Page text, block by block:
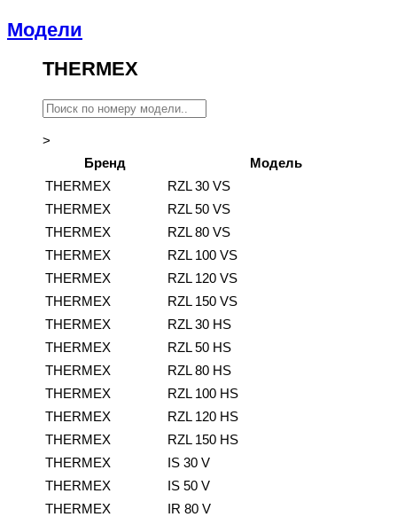
Модели
THERMEX
>
Бренд
Модель
THERMEX
RZL 30 VS
THERMEX
RZL 50 VS
THERMEX
RZL 80 VS
THERMEX
RZL 100 VS
THERMEX
RZL 120 VS
THERMEX
RZL 150 VS
THERMEX
RZL 30 HS
THERMEX
RZL 50 HS
THERMEX
RZL 80 HS
THERMEX
RZL 100 HS
THERMEX
RZL 120 HS
THERMEX
RZL 150 HS
THERMEX
IS 30 V
THERMEX
IS 50 V
THERMEX
IR 80 V